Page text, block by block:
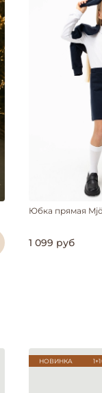
Юбка прямая
1 099 руб
НОВИНКА